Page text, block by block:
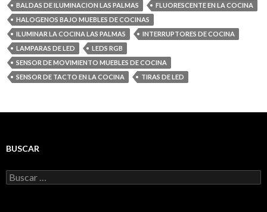
BALDAS DE ILUMINACION LAS PALMAS
FLUORESCENTE EN LA COCINA
HALOGENOS BAJO MUEBLES DE COCINAS
ILUMINAR LA COCINA LAS PALMAS
INTERRUPTORES DE COCINA
LAMPARAS DE LED
LEDS RGB
SENSOR DE MOVIMIENTO MUEBLES DE COCINA
SENSOR DE TACTO EN LA COCINA
TIRAS DE LED
BUSCAR
Buscar: